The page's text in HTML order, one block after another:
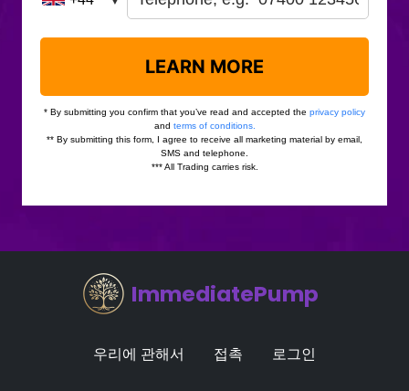
ImmediatePump
우리에 관해서 접촉 로그인